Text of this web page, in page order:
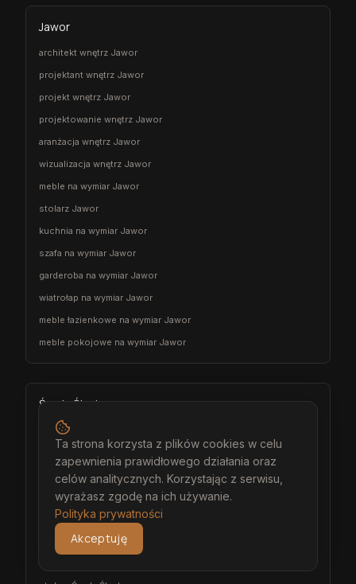
Jawor
architekt wnętrz Jawor
projektant wnętrz Jawor
projekt wnętrz Jawor
projektowanie wnętrz Jawor
aranżacja wnętrz Jawor
wizualizacja wnętrz Jawor
meble na wymiar Jawor
stolarz Jawor
kuchnia na wymiar Jawor
szafa na wymiar Jawor
garderoba na wymiar Jawor
wiatrołap na wymiar Jawor
meble łazienkowe na wymiar Jawor
meble pokojowe na wymiar Jawor
Środa Śląska
architekt wnętrz Środa Śląska
projektant wnętrz Środa Śląska
projekt wnętrz Środa Śląska
projektowanie wnętrz Środa Śląska
aranżacja wnętrz Środa Śląska
wizualizacja wnętrz Środa Śląska
Ta strona korzysta z plików cookies w celu
zapewnienia prawidłowego działania oraz
celów analitycznych. Korzystając z serwisu,
wyrażasz zgodę na ich używanie.
Polityka prywatności
Akceptuję